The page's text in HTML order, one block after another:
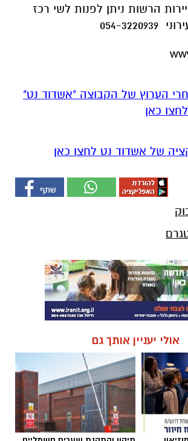
הרשות ניתן לפנות לשי רכז
הערוץ של הקבוצה "אשדוד נט"
של אשדוד נט לחצו כאן
אולי יעניין אותך גם